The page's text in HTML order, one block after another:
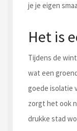
je je eigen
Het is
Tijdens de
wat een
goede isolatie
zorgt het ook
drukke stad